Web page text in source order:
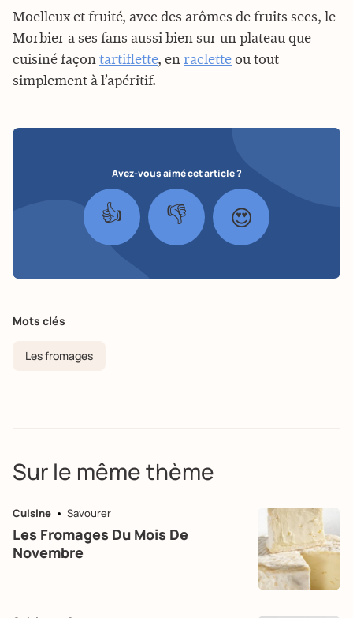
Moelleux et fruité, avec des arômes de fruits secs, le
Morbier a ses fans aussi bien sur un plateau que
cuisiné façon tartiflette, en raclette ou tout
simplement à l’apéritif.
Avez-vous aimé cet article ?
👍 👎 😍
Mots clés
Les fromages
Sur le même thème
Cuisine Savourer
Les Fromages Du Mois De
Novembre